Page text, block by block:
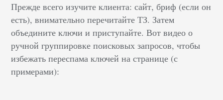
Прежде всего изучите клиента: сайт, бриф (если он
есть), внимательно перечитайте ТЗ. Затем
объедините ключи и приступайте. Вот видео о
ручной группировке поисковых запросов, чтобы
избежать переспама ключей на странице (с
примерами):